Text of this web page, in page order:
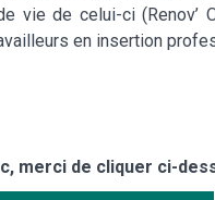
de celui-ci (Renov’
en insertion
merci de cliquer ci-